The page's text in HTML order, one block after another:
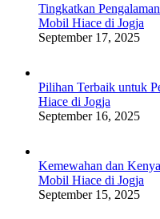
Tingkatkan
Mobil Hiace di Jogja
September 17, 2025
Pilihan Terbaik untuk
Hiace di Jogja
September 16, 2025
Kemewahan dan
Mobil Hiace di Jogja
September 15, 2025